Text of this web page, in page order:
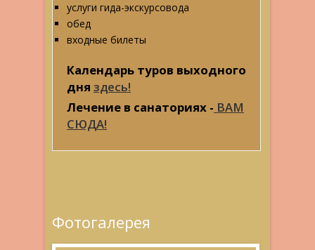
услуги гида-экскурсовода
обед
входные билеты
Календарь туров выходного
дня здесь!
Лечение в санаториях - ВАМ
СЮДА!
Фотогалерея